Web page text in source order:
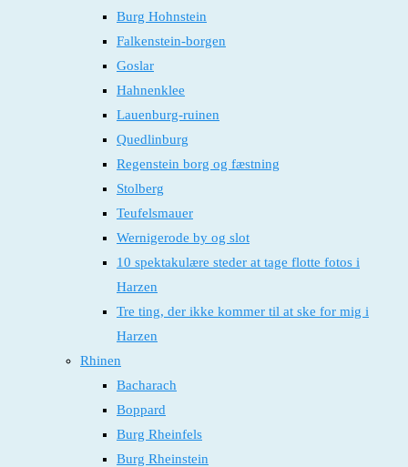
Burg Hohnstein
Falkenstein-borgen
Goslar
Hahnenklee
Lauenburg-ruinen
Quedlinburg
Regenstein borg og fæstning
Stolberg
Teufelsmauer
Wernigerode by og slot
10 spektakulære steder at tage flotte fotos i
Harzen
Tre ting, der ikke kommer til at ske for mig i
Harzen
Rhinen
Bacharach
Boppard
Burg Rheinfels
Burg Rheinstein